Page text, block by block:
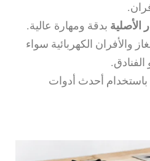
الأصلية بدقة ومهارة عالية.
والأفران الكهربائية سواء
باستخدام أحدث أدوات